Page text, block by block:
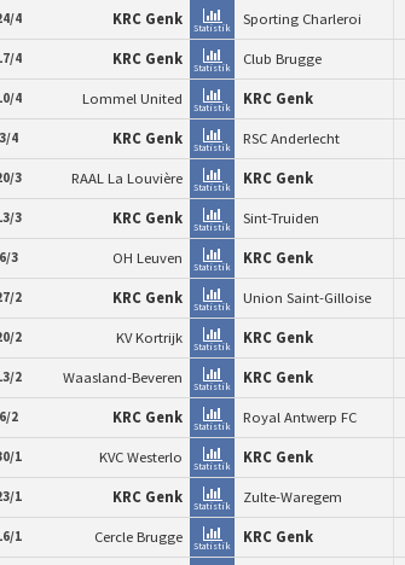
4 KRC Genk
Statistik
Sporting Charleroi
4 KRC Genk
Statistik
Club Brugge
4 Lommel United
Statistik
KRC Genk
3/4 KRC Genk
Statistik
RSC Anderlecht
3 RAAL La Louvière
Statistik
KRC Genk
3 KRC Genk
Statistik
Sint-Truiden
6/3 OH Leuven
Statistik
KRC Genk
2 KRC Genk
Statistik
Union Saint-Gilloise
2 KV Kortrijk
Statistik
KRC Genk
2 Waasland-Beveren
Statistik
KRC Genk
6/2 KRC Genk
Statistik
Royal Antwerp FC
1 KVC Westerlo
Statistik
KRC Genk
1 KRC Genk
Statistik
Zulte-Waregem
1 Cercle Brugge
Statistik
KRC Genk